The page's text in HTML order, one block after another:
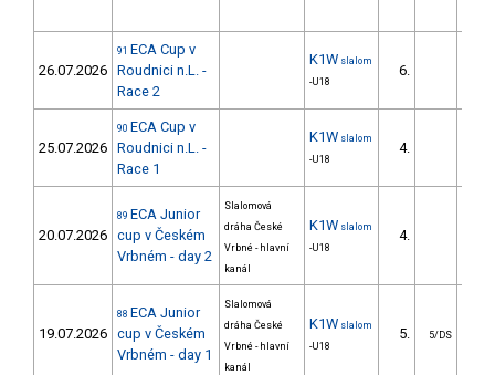
26.07.2026
91 ECA Cup v
Roudnici n.L. -
Race 2
K1W slalom
-U18
6.
25.07.2026
90 ECA Cup v
Roudnici n.L. -
Race 1
K1W slalom
-U18
4.
20.07.2026
89 ECA Junior
cup v Českém
Vrbném - day 2
Slalomová
dráha České
Vrbné - hlavní
kanál
K1W slalom
-U18
4.
19.07.2026
88 ECA Junior
cup v Českém
Vrbném - day 1
Slalomová
dráha České
Vrbné - hlavní
kanál
K1W slalom
-U18
5. 5/DS